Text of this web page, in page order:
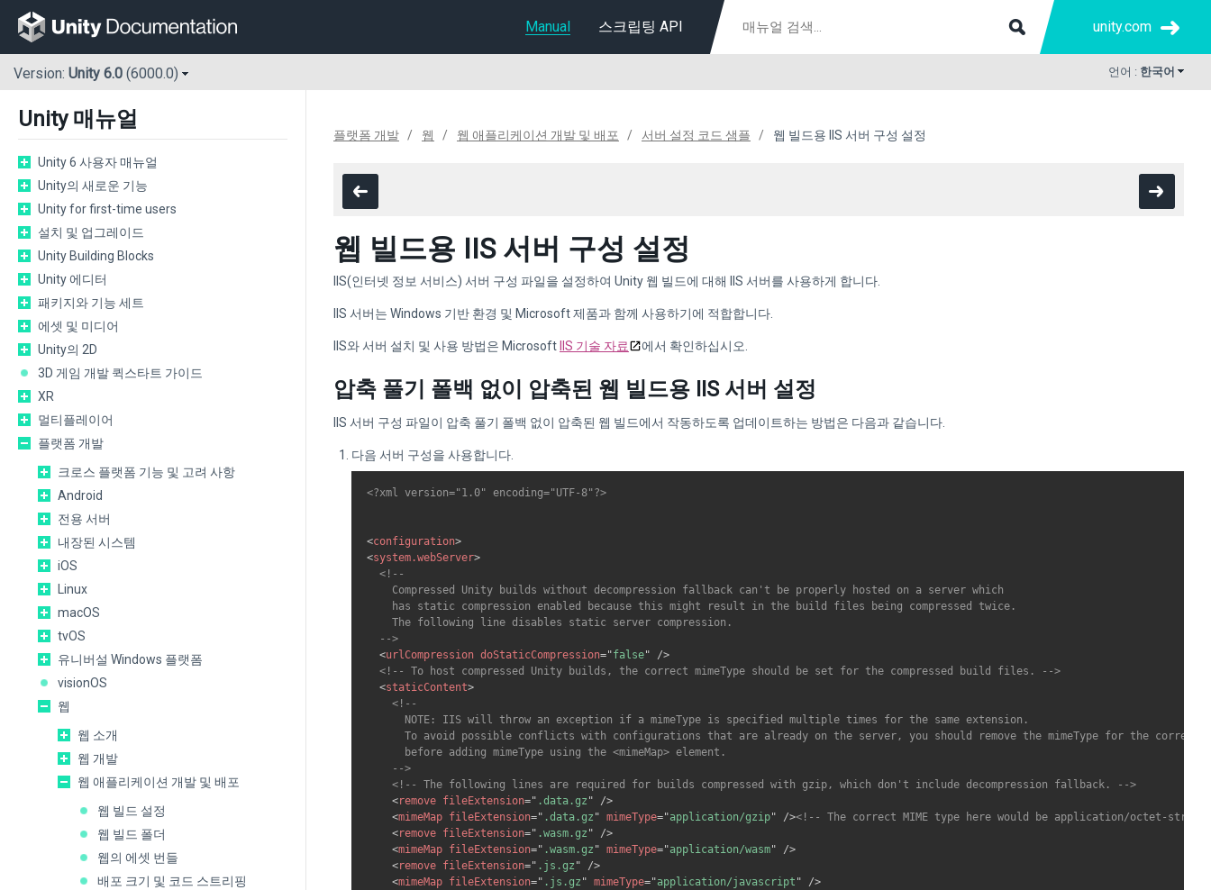
Manual 스크립팅 API unity.com
Version: Unity 6.0 (6000.0) 언어 : 한국어
Unity 매뉴얼
Unity 6 사용자 매뉴얼
Unity의 새로운 기능
Unity for first-time users
설치 및 업그레이드
Unity Building Blocks
Unity 에디터
패키지와 기능 세트
에셋 및 미디어
Unity의 2D
3D 게임 개발 퀵스타트 가이드
XR
멀티플레이어
플랫폼 개발
크로스 플랫폼 기능 및 고려 사항
Android
전용 서버
내장된 시스템
iOS
Linux
macOS
tvOS
유니버설 Windows 플랫폼
visionOS
웹
웹 소개
웹 개발
웹 애플리케이션 개발 및 배포
웹 빌드 설정
웹 빌드 폴더
웹의 에셋 번들
배포 크기 및 코드 스트리핑
플랫폼 개발 웹 웹 애플리케이션 개발 및 배포 서버 설정 코드 샘플 웹 빌드용 IIS 서버 구성 설정
웹 빌드용 IIS 서버 구성 설정
IIS(인터넷 정보 서비스) 서버 구성 파일을 설정하여 Unity 웹 빌드에 대해 IIS 서버를 사용하게 합니다.
IIS 서버는 Windows 기반 환경 및 Microsoft 제품과 함께 사용하기에 적합합니다.
IIS와 서버 설치 및 사용 방법은 Microsoft IIS 기술 자료 에서 확인하십시오.
압축 풀기 폴백 없이 압축된 웹 빌드용 IIS 서버 설정
IIS 서버 구성 파일이 압축 풀기 폴백 없이 압축된 웹 빌드에서 작동하도록 업데이트하는 방법은 다음과 같습니다.
다음 서버 구성을 사용합니다.
<?xml version="1.0" encoding="UTF-8"?>
<configuration>
<system.webServer>
<!--
    Compressed Unity builds without decompression fallback can't be properly hosted on a server which
    has static compression enabled because this might result in the build files being compressed twice.
    The following line disables static server compression.
  -->
<urlCompression doStaticCompression="false"
/>
<!-- To host compressed Unity builds, the correct mimeType should be set for the compressed build files. -->
<staticContent>
<!--
      NOTE: IIS will throw an exception if a mimeType is specified multiple times for the same extension.
To avoid possible conflicts with configurations that are already on the server, you should remove the mimeType for the
      before adding mimeType using the <mimeMap> element.
    -->
<!-- The following lines are required for builds compressed with gzip, which don't include decompression fallback. -->
<remove fileExtension=" .data.gz "
/>
<mimeMap fileExtension=" .data.gz " mimeType="application/gzip" /><!-- The correct MIME type here would be application/octet-
<remove fileExtension=" .wasm.gz "
/>
<mimeMap fileExtension=" .wasm.gz " mimeType="application/wasm"
/>
<remove fileExtension=" .js.gz "
/>
<mimeMap fileExtension=" .js.gz " mimeType="application/javascript "
/>